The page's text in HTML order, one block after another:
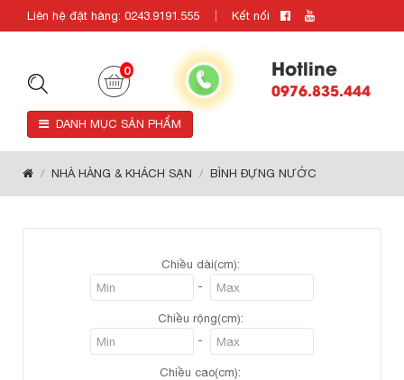
Liên hệ đặt hàng: 0243.9191.555 Kết nối
0 Hotline
0976.835.444
DANH MỤC SẢN PHẨM
NHÀ HÀNG & KHÁCH SẠN BÌNH ĐỰNG NƯỚC
Chiều dài(cm):
-
Chiều rộng(cm):
-
Chiều cao(cm):